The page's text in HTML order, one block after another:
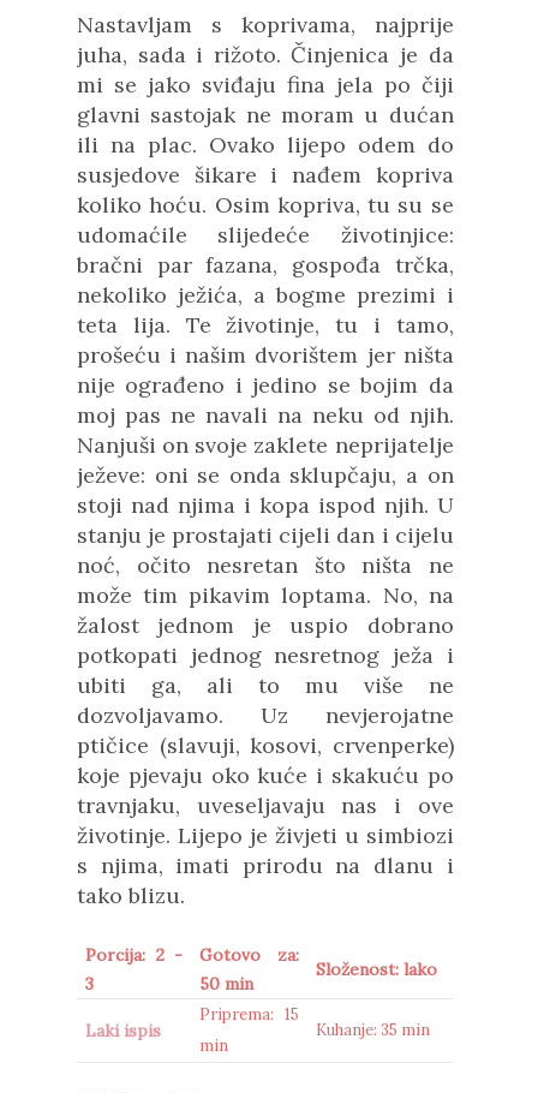
Nastavljam s koprivama, najprije
juha, sada i rižoto. Činjenica je da
mi se jako sviđaju fina jela po čiji
glavni sastojak ne moram u dućan
ili na plac. Ovako lijepo odem do
susjedove šikare i nađem kopriva
koliko hoću. Osim kopriva, tu su se
udomaćile slijedeće životinjice:
bračni par fazana, gospođa trčka,
nekoliko ježića, a bogme prezimi i
teta lija. Te životinje, tu i tamo,
prošeću i našim dvorištem jer ništa
nije ograđeno i jedino se bojim da
moj pas ne navali na neku od njih.
Nanjuši on svoje zaklete neprijatelje
ježeve: oni se onda sklupčaju, a on
stoji nad njima i kopa ispod njih. U
stanju je prostajati cijeli dan i cijelu
noć, očito nesretan što ništa ne
može tim pikavim loptama. No, na
žalost jednom je uspio dobrano
potkopati jednog nesretnog ježa i
ubiti ga, ali to mu više ne
dozvoljavamo. Uz nevjerojatne
ptičice (slavuji, kosovi, crvenperke)
koje pjevaju oko kuće i skakuću po
travnjaku, uveseljavaju nas i ove
životinje. Lijepo je živjeti u simbiozi
s njima, imati prirodu na dlanu i
tako blizu.
Porcija: 2 -
3
Gotovo za:
50 min
Složenost: lako
Laki ispis
Priprema: 15
min
Kuhanje: 35 min